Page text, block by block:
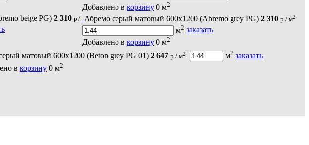
Добавлено в корзину 0 м2
beige PG) 2 310 р / Абремо серый матовый 600х1200 (Abremo grey PG) 2 310 р / м2
м2 заказать
Добавлено в корзину 0 м2
матовый 600х1200 (Beton grey PG 01) 2 647 р / м2 м2 заказать
в корзину 0 м2